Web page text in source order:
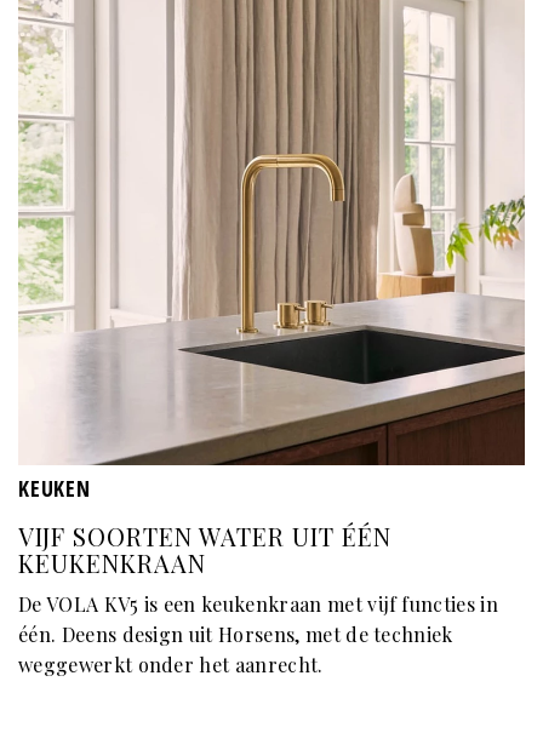
KEUKEN
VIJF SOORTEN WATER UIT ÉÉN
KEUKENKRAAN
De VOLA KV5 is een keukenkraan met vijf functies in
één. Deens design uit Horsens, met de techniek
weggewerkt onder het aanrecht.